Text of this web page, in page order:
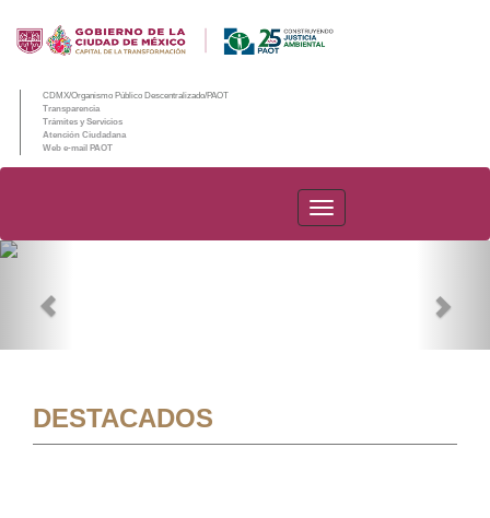
CDMX/Organismo Público Descentralizado/PAOT
Transparencia
Trámites y Servicios
Atención Ciudadana
Web e-mail PAOT
PAOT
DESTACADOS